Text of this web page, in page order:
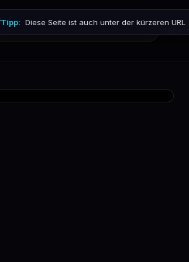
Tipp: Diese Seite ist auch unter der kürzeren URL